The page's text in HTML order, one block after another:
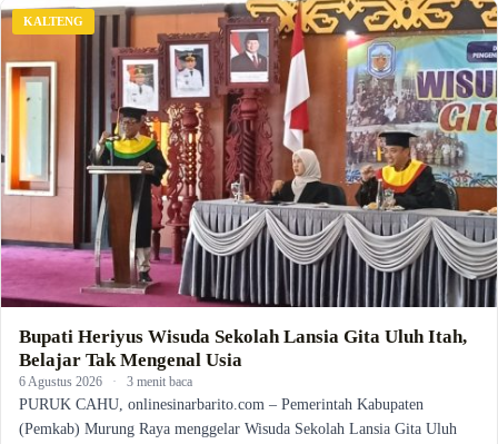
KALTENG
Bupati Heriyus Wisuda Sekolah Lansia Gita Uluh Itah,
Belajar Tak Mengenal Usia
6 Agustus 2026 · 3 menit baca
PURUK CAHU, onlinesinarbarito.com – Pemerintah Kabupaten
(Pemkab) Murung Raya menggelar Wisuda Sekolah Lansia Gita Uluh